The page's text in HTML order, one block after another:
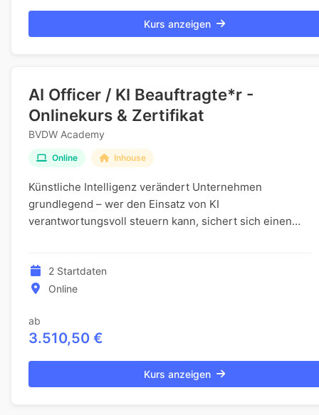
Kurs anzeigen
AI Officer / KI Beauftragte*r -
Onlinekurs & Zertifikat
BVDW Academy
Online Inhouse
Künstliche Intelligenz verändert Unternehmen
grundlegend – wer den Einsatz von KI
verantwortungsvoll steuern kann, sichert sich einen
2 Startdaten
Online
ab
3.510,50 €
Kurs anzeigen